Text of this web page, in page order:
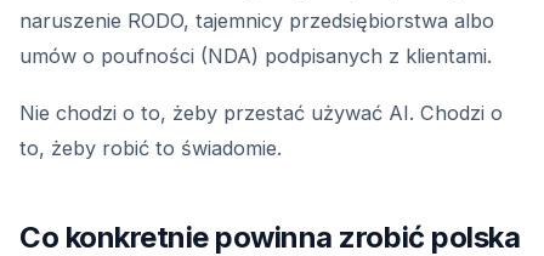
naruszenie RODO, tajemnicy przedsiębiorstwa albo
umów o poufności (NDA) podpisanych z klientami.
Nie chodzi o to, żeby przestać używać AI. Chodzi o
to, żeby robić to świadomie.
Co konkretnie powinna zrobić polska